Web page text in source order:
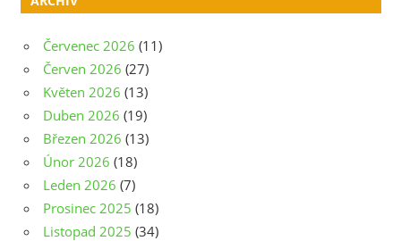
Červenec 2026 (11)
Červen 2026 (27)
Květen 2026 (13)
Duben 2026 (19)
Březen 2026 (13)
Únor 2026 (18)
Leden 2026 (7)
Prosinec 2025 (18)
Listopad 2025 (34)